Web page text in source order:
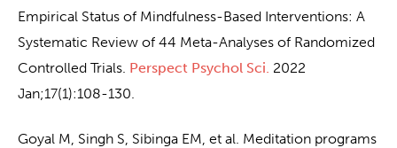
Empirical Status of Mindfulness-Based Interventions: A
Systematic Review of 44 Meta-Analyses of Randomized
Controlled Trials. Perspect Psychol Sci. 2022
Jan;17(1):108-130.
Goyal M, Singh S, Sibinga EM, et al. Meditation programs